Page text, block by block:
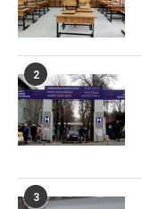
2
3